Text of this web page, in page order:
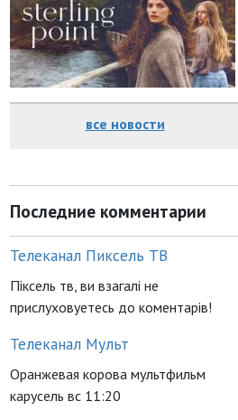
все новости
Последние комментарии
Телеканал Пиксель ТВ
Піксель тв, ви взагалі не
прислуховуетесь до коментарів!
Телеканал Мульт
Оранжевая корова мультфильм
карусель вс 11:20